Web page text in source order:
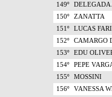
149º
DELEGADA
150º
ZANATTA
151º
LUCAS
152º
CAMARGO
153º
EDU
154º
PEPE
155º
MOSSINI
156º
VANESSA